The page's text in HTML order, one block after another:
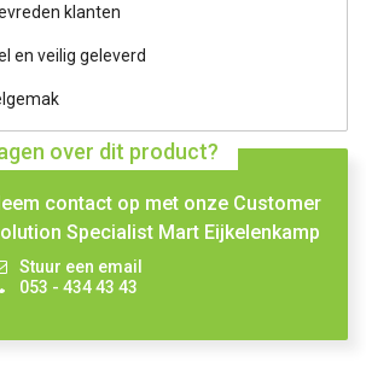
klanten
en veilig geleverd
over dit product?
contact op met onze Customer
Specialist Mart Eijkelenkamp
Stuur een email
053 - 434 43 43